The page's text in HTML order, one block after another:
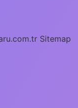
Sitemap